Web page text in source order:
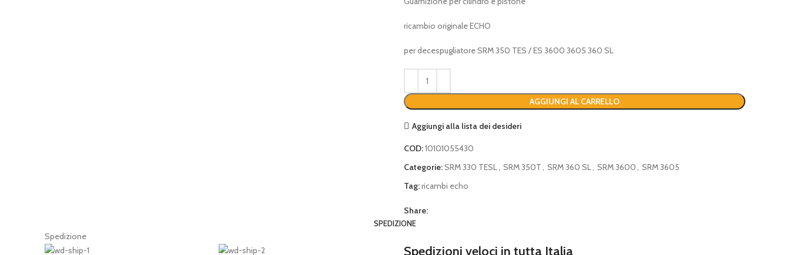
ricambio originale ECHO
per decespugliatore SRM 350 TES / ES 3600 3605 360 SL
AGGIUNGI AL CARRELLO
Aggiungi alla lista dei desideri
COD:10101055430
Categorie:SRM 330 TESL, SRM 350T, SRM 360 SL, SRM 3600, SRM 3605
Tag:ricambi echo
Share:
SPEDIZIONE
Spedizione
Spedizioni veloci in tutta Italia